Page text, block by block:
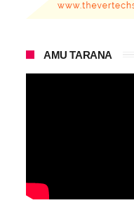
AMU TARANA